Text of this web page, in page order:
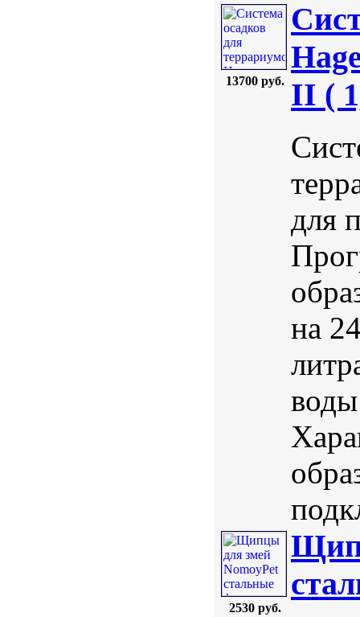
13700 руб. II (
для
на
2530 руб.